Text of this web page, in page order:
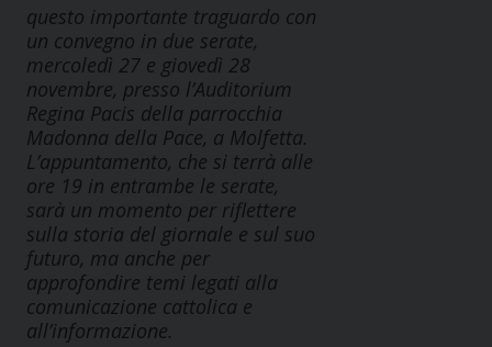
questo importante traguardo con
un convegno in due serate,
mercoledì 27 e giovedì 28
novembre, presso l’Auditorium
Regina Pacis della parrocchia
Madonna della Pace, a Molfetta.
L’appuntamento, che si terrà alle
ore 19 in entrambe le serate,
sarà un momento per riflettere
sulla storia del giornale e sul suo
futuro, ma anche per
approfondire temi legati alla
comunicazione cattolica e
all’informazione.